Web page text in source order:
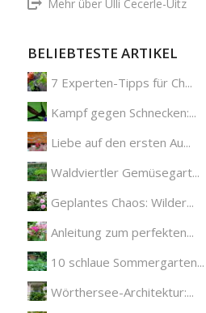
Mehr über Ulli Cecerle-Uitz
BELIEBTESTE ARTIKEL
7 Experten-Tipps für Ch...
Kampf gegen Schnecken:...
Liebe auf den ersten Au...
Waldviertler Gemüsegart...
Geplantes Chaos: Wilder...
Anleitung zum perfekten...
10 schlaue Sommergarten...
Wörthersee-Architektur:...